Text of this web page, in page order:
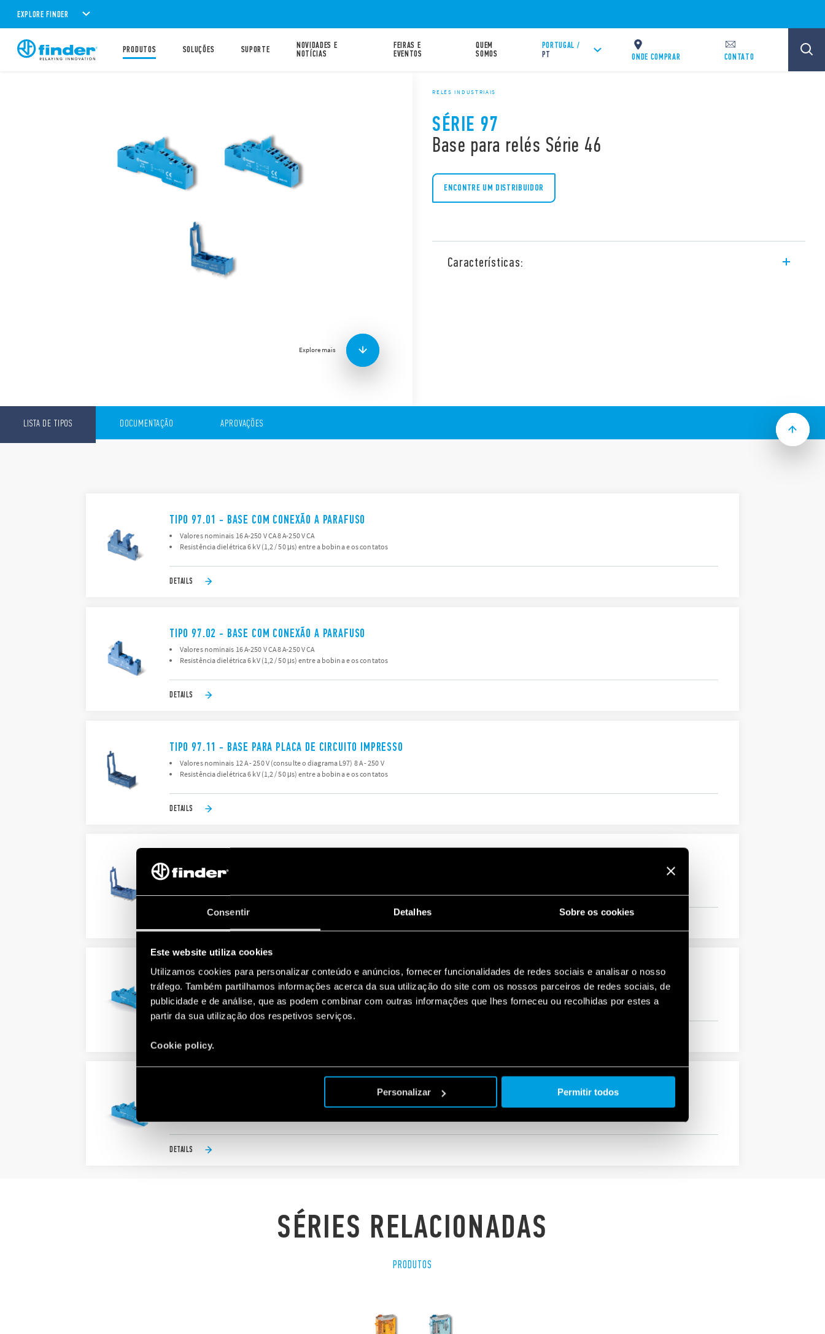
Consentir Detalhes Sobre os cookies
Este website utiliza cookies
Utilizamos cookies para personalizar conteúdo e anúncios, fornecer funcionalidades de redes sociais e analisar o nosso
tráfego. Também partilhamos informações acerca da sua utilização do site com os nossos parceiros de redes sociais, de
publicidade e de análise, que as podem combinar com outras informações que lhes forneceu ou recolhidas por estes a
partir da sua utilização dos respetivos serviços.
Cookie policy.
Personalizar Permitir todos
EXPLORE FINDER
PRODUTOS SOLUÇÕES SUPORTE
NOVIDADES E
NOTÍCIAS
FEIRAS E
EVENTOS
QUEM
SOMOS
PORTUGAL /
PT
ONDE COMPRAR CONTATO
Explore mais
RELÉS INDUSTRIAIS
SÉRIE 97
Base para relés Série 46
ENCONTRE UM DISTRIBUIDOR
Características:
LISTA DE TIPOS DOCUMENTAÇÃO APROVAÇÕES
TIPO 97.01 - BASE COM CONEXÃO A PARAFUSO
Valores nominais 16 A-250 V CA 8 A-250 V CA
Resistência dielétrica 6 kV (1,2 / 50 μs) entre a bobina e os contatos
DETAILS
TIPO 97.02 - BASE COM CONEXÃO A PARAFUSO
Valores nominais 16 A-250 V CA 8 A-250 V CA
Resistência dielétrica 6 kV (1,2 / 50 μs) entre a bobina e os contatos
DETAILS
TIPO 97.11 - BASE PARA PLACA DE CIRCUITO IMPRESSO
Valores nominais 12 A - 250 V (consulte o diagrama L97) 8 A - 250 V
Resistência dielétrica 6 kV (1,2 / 50 μs) entre a bobina e os contatos
DETAILS
Valores nominais 12 A - 250 V (consulte o diagrama L97)
TIPO 97.P1 - BASE COM CONEXÃO PUSH-IN
Valores nominais 10 A-250 V CA 8 A-250 V CA
Resistência dielétrica 6 kV (1,2 / 50 μs) entre a bobina e os contatos
DETAILS
SÉRIES RELACIONADAS
PRODUTOS